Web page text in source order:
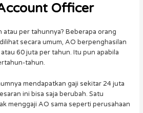
Officer
atau per tahunnya? Beberapa orang
secara umum, AO berpenghasilan
60 juta per tahun. Itu pun apabila
tahun.
mendapatkan gaji sekitar 24 juta
ini bisa saja berubah. Satu
menggaji AO sama seperti perusahaan